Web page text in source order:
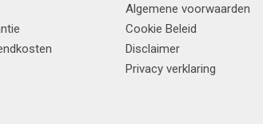
Algemene voorwaarden
Cookie Beleid
Disclaimer
Privacy verklaring